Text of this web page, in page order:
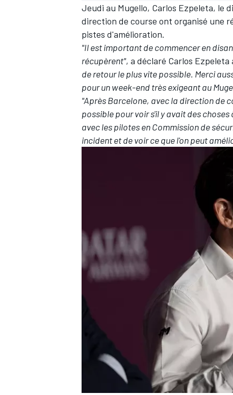
AUTRES CHAMPIONNATS
Jeudi au Mugello, Carlos Ezpeleta, le
direction de course ont organisé une
pistes d'amélioration.
"Il est important de commencer en
récupèrent", a déclaré Carlos
de retour le plus vite possible. Merci
pour un week-end très exigeant au
"Après Barcelone, avec la direction de
possible pour voir s'il y avait des
avec les pilotes en Commission de
incident et de voir ce que l'on peut